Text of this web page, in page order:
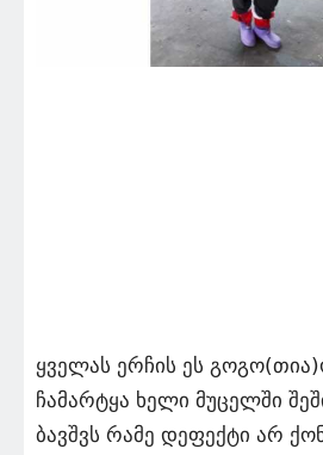
ყველას ერჩის ეს
ჩამარტყა ხელი მუცელში
ბავშვს რამე დეფექტი არ